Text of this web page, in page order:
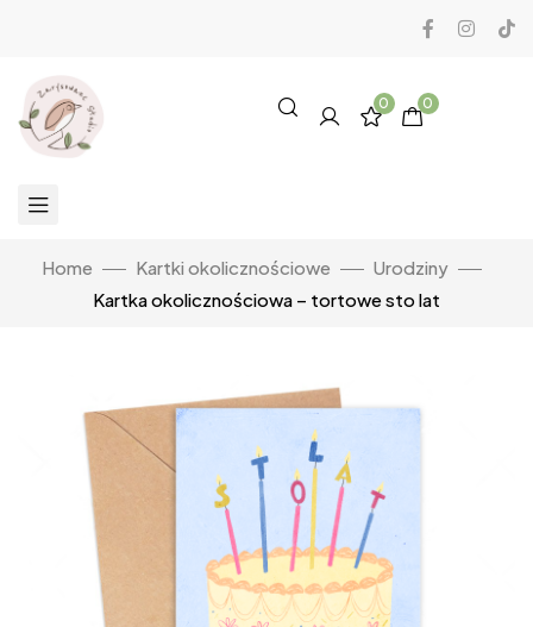
0 0
Home Kartki okolicznościowe
Urodziny
Kartka okolicznościowa – tortowe sto lat